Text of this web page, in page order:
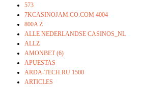
573
7KCASINOJAM.CO.COM 4004
800A Z
ALLE NEDERLANDSE CASINOS_NL
ALLZ
AMONBET (6)
APUESTAS
ARDA-TECH.RU 1500
ARTICLES